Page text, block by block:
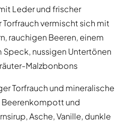
Leder und frischer
vermischt sich mit
rauchigen Beeren, einem
nussigen Untertönen
Malzbonbons
Torfrauch und mineralische
Beerenkompott und
Asche, Vanille, dunkle